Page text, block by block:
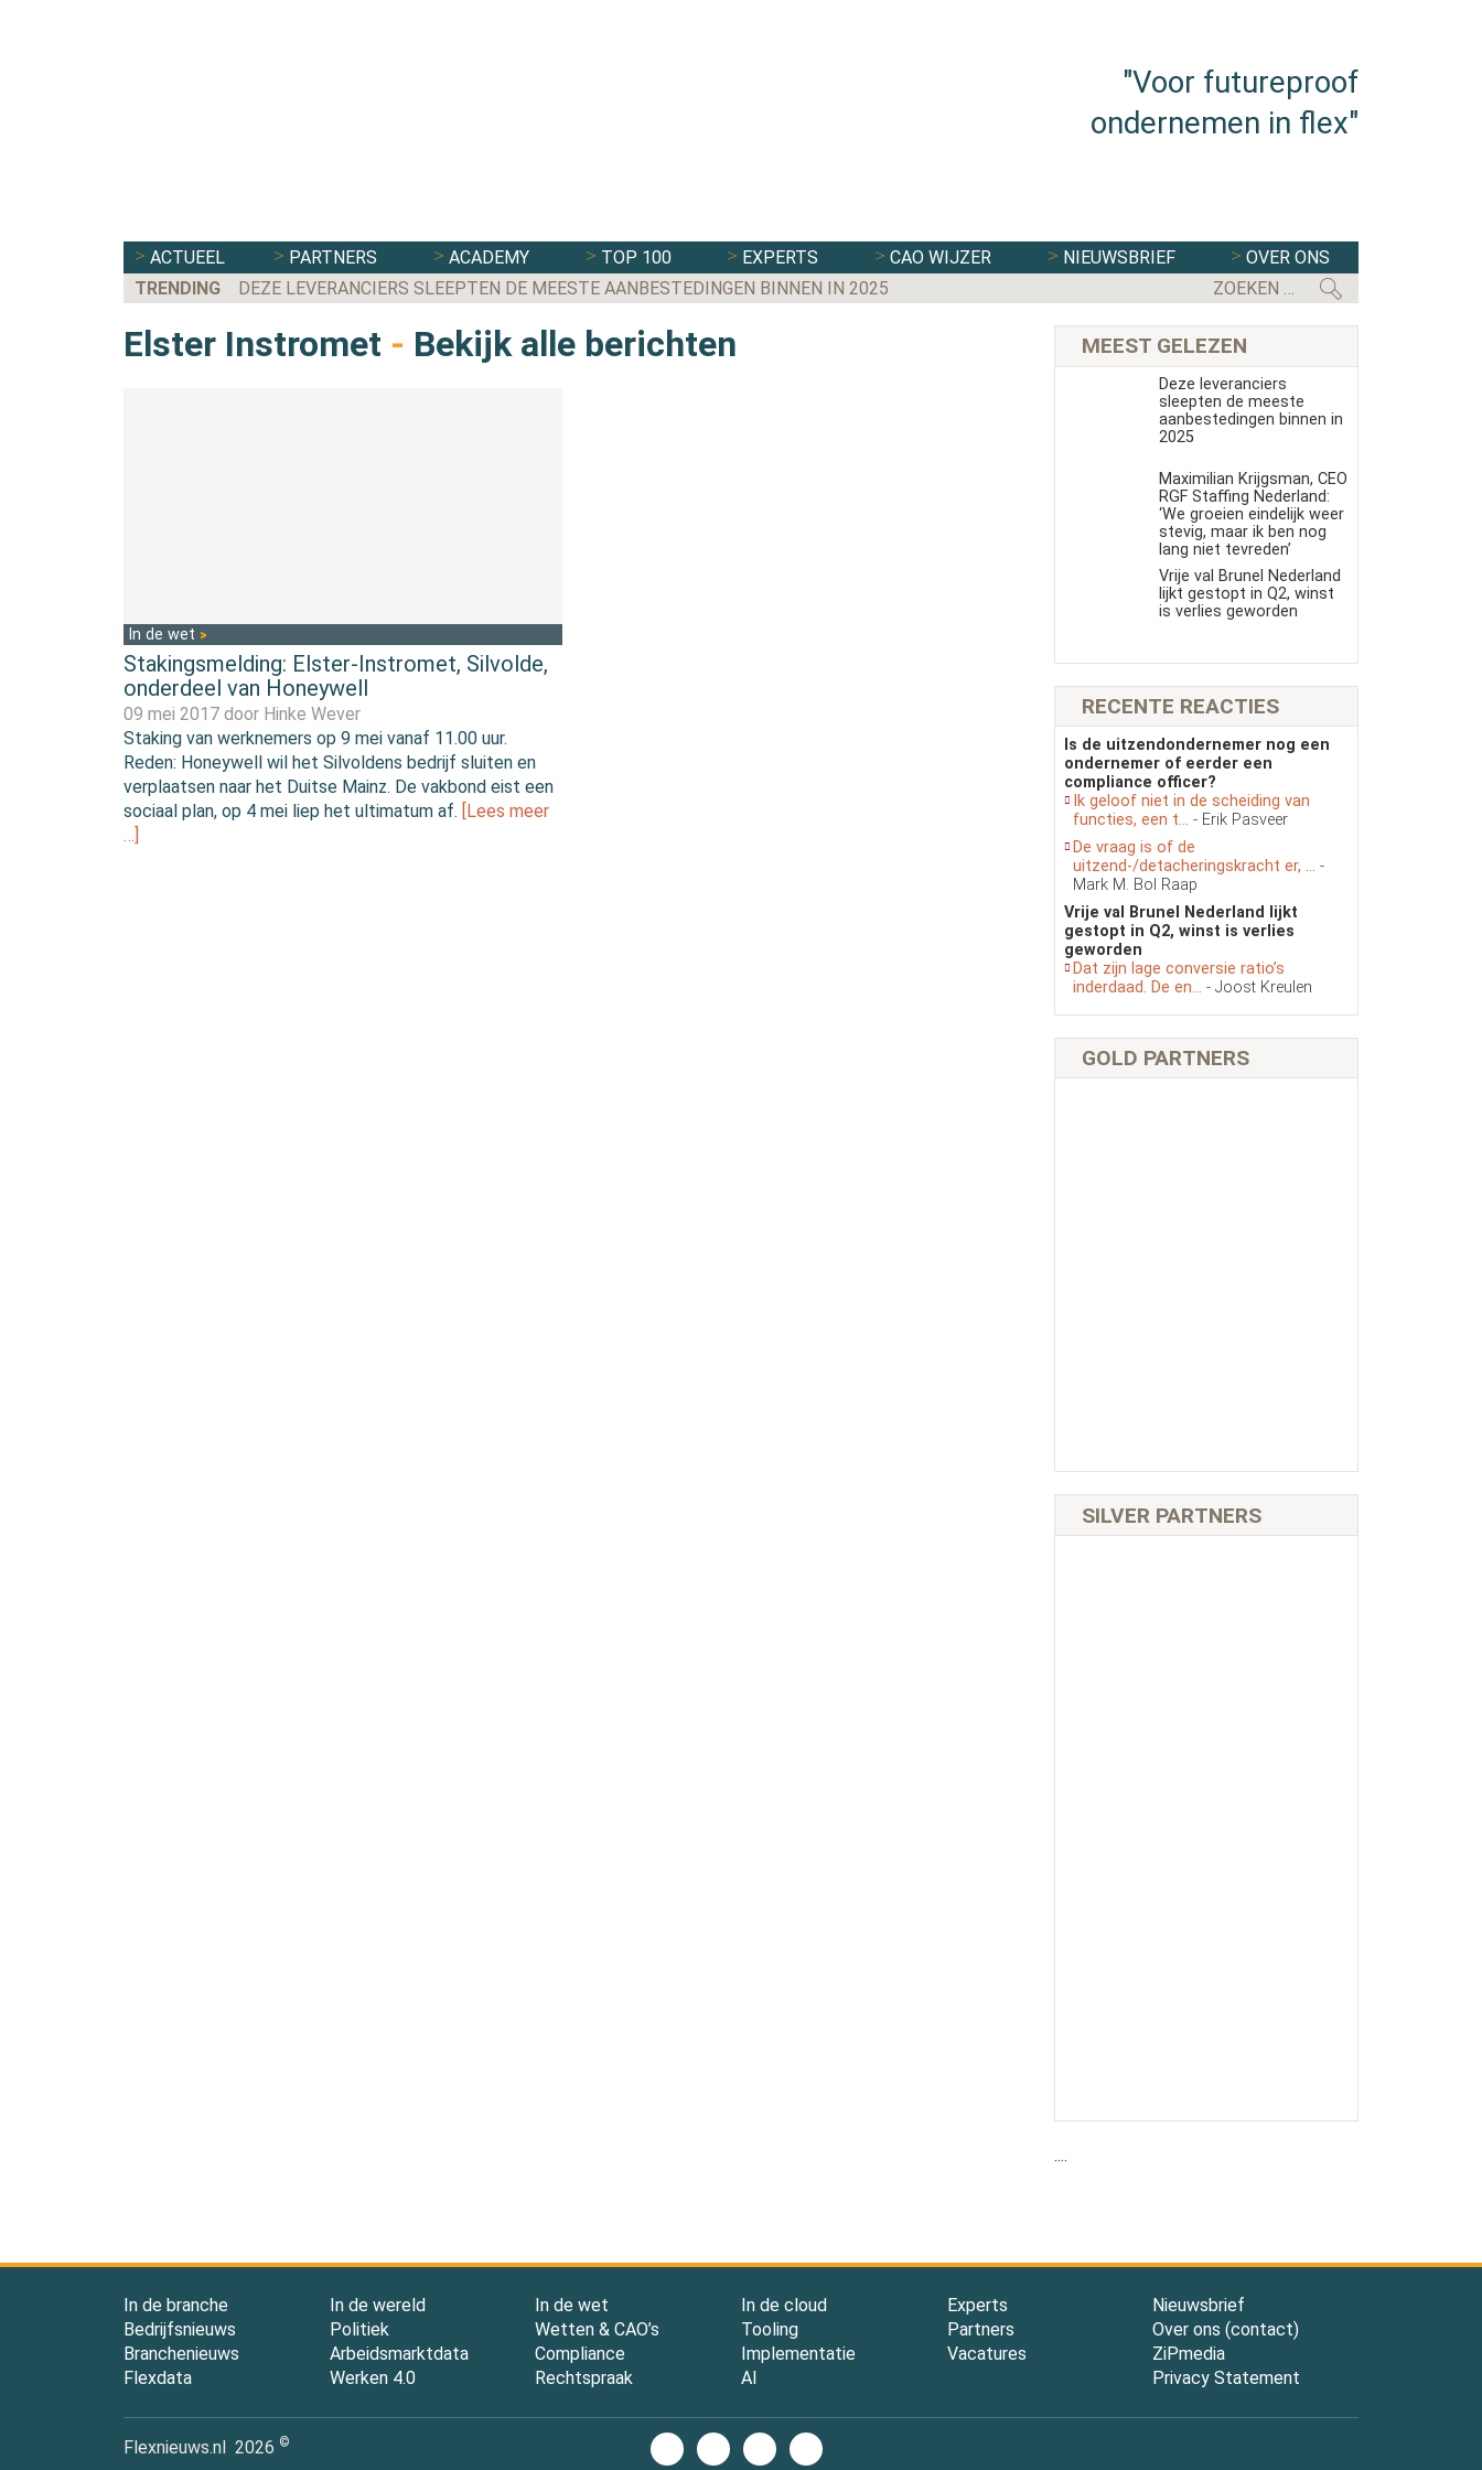
"Voor futureproof
ondernemen in flex"
ACTUEEL PARTNERS ACADEMY TOP 100 EXPERTS CAO WIJZER NIEUWSBRIEF
OVER ONS
TRENDING
DEZE LEVERANCIERS SLEEPTEN DE MEESTE AANBESTEDINGEN BINNEN IN 2025 FLEXBRANCHE WACHT
Elster Instromet - Bekijk alle berichten
In de wet
Stakingsmelding: Elster-Instromet, Silvolde,
onderdeel van Honeywell
09 mei 2017 door Hinke Wever
Staking van werknemers op 9 mei vanaf 11.00 uur.
Reden: Honeywell wil het Silvoldens bedrijf sluiten en
verplaatsen naar het Duitse Mainz. De vakbond eist een
sociaal plan, op 4 mei liep het ultimatum af. [Lees meer
…]
MEEST GELEZEN
Deze leveranciers
sleepten de meeste
aanbestedingen binnen in
2025
Maximilian Krijgsman, CEO
RGF Staffing Nederland:
‘We groeien eindelijk weer
stevig, maar ik ben nog
lang niet tevreden’
Vrije val Brunel Nederland
lijkt gestopt in Q2, winst
is verlies geworden
RECENTE REACTIES
Is de uitzendondernemer nog een
ondernemer of eerder een
compliance officer?
Ik geloof niet in de scheiding van
functies, een t... - Erik Pasveer
De vraag is of de
uitzend-/detacheringskracht er, ... -
Mark M. Bol Raap
Vrije val Brunel Nederland lijkt
gestopt in Q2, winst is verlies
geworden
Dat zijn lage conversie ratio’s
inderdaad. De en... - Joost Kreulen
GOLD PARTNERS
SILVER PARTNERS
....
In de branche
Bedrijfsnieuws
Branchenieuws
Flexdata
In de wereld
Politiek
Arbeidsmarktdata
Werken 4.0
In de wet
Wetten & CAO’s
Compliance
Rechtspraak
In de cloud
Tooling
Implementatie
AI
Experts
Partners
Vacatures
Nieuwsbrief
Over ons (contact)
ZiPmedia
Privacy Statement
Flexnieuws.nl 2026 ©